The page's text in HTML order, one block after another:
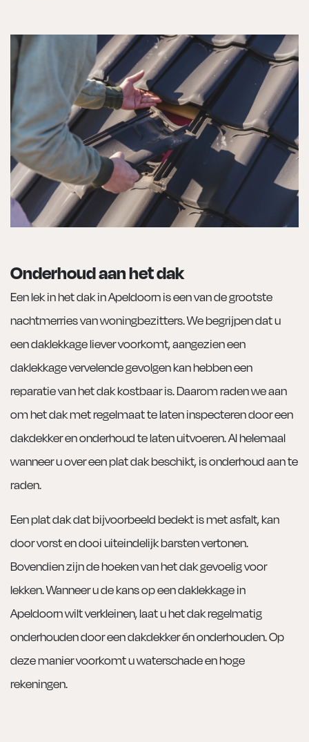
Onderhoud aan het dak
Een lek in het dak in Apeldoorn is een van de grootste
nachtmerries van woningbezitters. We begrijpen dat u
een daklekkage liever voorkomt, aangezien een
daklekkage vervelende gevolgen kan hebben een
reparatie van het dak kostbaar is. Daarom raden we aan
om het dak met regelmaat te laten inspecteren door een
dakdekker en onderhoud te laten uitvoeren. Al helemaal
wanneer u over een plat dak beschikt, is onderhoud aan te
raden.
Een plat dak dat bijvoorbeeld bedekt is met asfalt, kan
door vorst en dooi uiteindelijk barsten vertonen.
Bovendien zijn de hoeken van het dak gevoelig voor
lekken. Wanneer u de kans op een daklekkage in
Apeldoorn wilt verkleinen, laat u het dak regelmatig
onderhouden door een dakdekker én onderhouden. Op
deze manier voorkomt u waterschade en hoge
rekeningen.